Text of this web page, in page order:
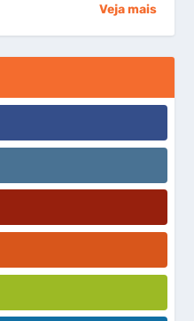
Veja mais